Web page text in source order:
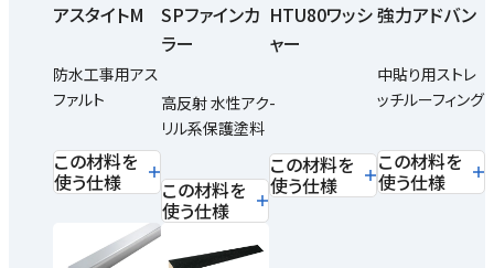
アスタイトM
防水工事用アス
ファルト
この材料を
使う仕様
SPファインカ
ラー
高反射 水性アク
リル系保護塗料
この材料を
使う仕様
HTU80ワッシ
ャー
-
この材料を
使う仕様
強力アドバン
中貼り用ストレ
ッチルーフィング
この材料を
使う仕様